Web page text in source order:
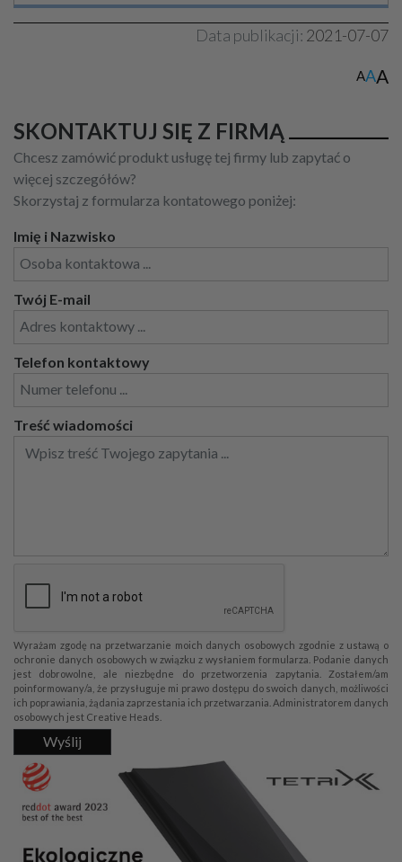
Data publikacji: 2021-07-07
AAA
SKONTAKTUJ SIĘ Z FIRMĄ
Chcesz zamówić produkt usługę tej firmy lub zapytać o
więcej szczegółów?
Skorzystaj z formularza kontatowego poniżej:
Imię i Nazwisko
Twój E-mail
Telefon kontaktowy
Treść wiadomości
Wyrażam zgodę na przetwarzanie moich danych osobowych zgodnie z ustawą o
ochronie danych osobowych w związku z wysłaniem formularza. Podanie danych
jest dobrowolne, ale niezbędne do przetworzenia zapytania. Zostałem/am
poinformowany/a, że przysługuje mi prawo dostępu do swoich danych, możliwości
ich poprawiania, żądania zaprzestania ich przetwarzania. Administratorem danych
osobowych jest Creative Heads.
Wyślij